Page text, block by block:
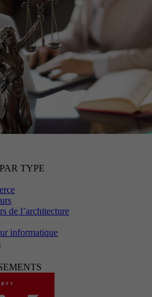
TYPE
de l’architecture
informatique